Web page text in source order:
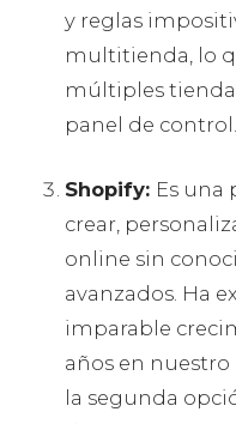
y reglas
multitienda, lo
múltiples
panel de control.
Shopify: Es
crear,
online sin
avanzados. Ha
imparable
años en nuestro
la segunda